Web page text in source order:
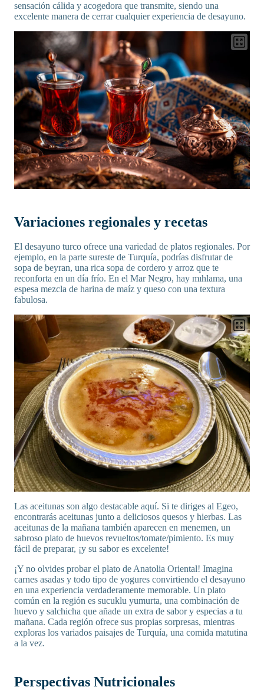
sensación cálida y acogedora que transmite, siendo una
excelente manera de cerrar cualquier experiencia de desayuno.
Variaciones regionales y recetas
El desayuno turco ofrece una variedad de platos regionales. Por
ejemplo, en la parte sureste de Turquía, podrías disfrutar de
sopa de beyran, una rica sopa de cordero y arroz que te
reconforta en un día frío. En el Mar Negro, hay mıhlama, una
espesa mezcla de harina de maíz y queso con una textura
fabulosa.
Las aceitunas son algo destacable aquí. Si te diriges al Egeo,
encontrarás aceitunas junto a deliciosos quesos y hierbas. Las
aceitunas de la mañana también aparecen en menemen, un
sabroso plato de huevos revueltos/tomate/pimiento. Es muy
fácil de preparar, ¡y su sabor es excelente!
¡Y no olvides probar el plato de Anatolia Oriental! Imagina
carnes asadas y todo tipo de yogures convirtiendo el desayuno
en una experiencia verdaderamente memorable. Un plato
común en la región es sucuklu yumurta, una combinación de
huevo y salchicha que añade un extra de sabor y especias a tu
mañana. Cada región ofrece sus propias sorpresas, mientras
exploras los variados paisajes de Turquía, una comida matutina
a la vez.
Perspectivas Nutricionales